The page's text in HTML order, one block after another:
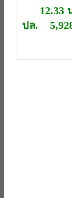
12.33 น
ปล.